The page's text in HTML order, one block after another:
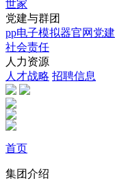
世家
党建与群团
pp电子模拟器官网党建
社会责任
人力资源
人才战略 招聘信息
首页
集团介绍